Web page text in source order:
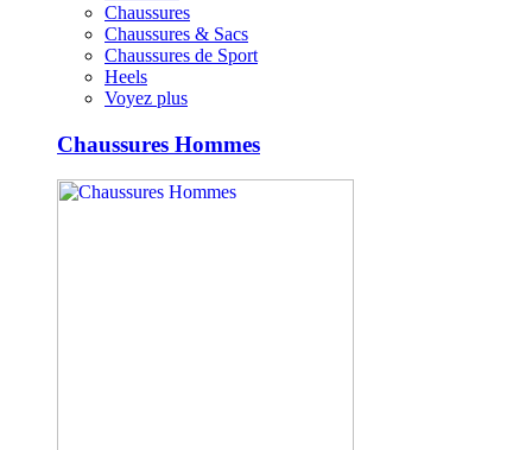
Chaussures
Chaussures & Sacs
Chaussures de Sport
Heels
Voyez plus
Chaussures Hommes